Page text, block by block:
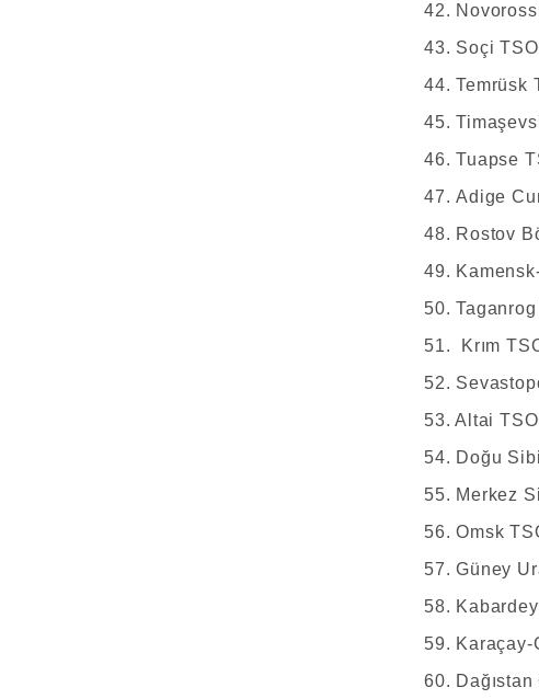
42.
43. Soçi
44. Temrüsk
45.
46. Tuapse
47. Adige
48. Rostov
49.
50.
51. Krım
52.
53. Altai
54. Doğu
55. Merkez
56. Omsk
57. Güney
58.
59.
60.